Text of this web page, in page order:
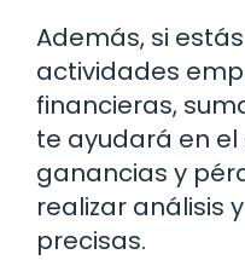
Además, si
actividades
financieras,
te ayudará en
ganancias y
realizar análisis
precisas.